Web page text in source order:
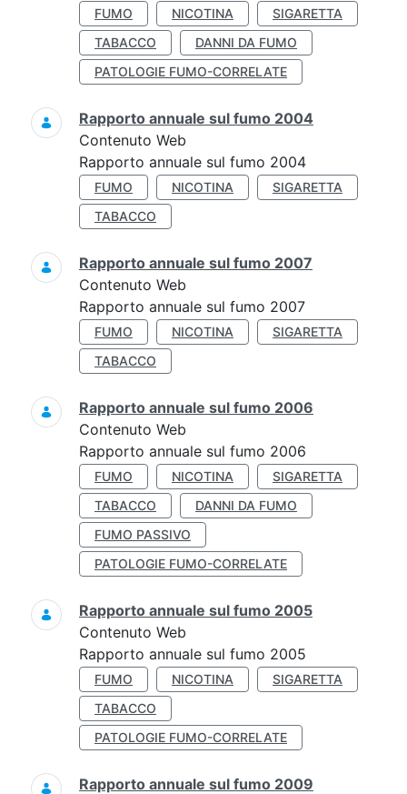
FUMO NICOTINA
SIGARETTA
TABACCO
DANNI DA FUMO
PATOLOGIE FUMO-CORRELATE
Rapporto annuale sul fumo 2004
Contenuto Web
Rapporto annuale sul fumo 2004
FUMO NICOTINA
SIGARETTA
TABACCO
Rapporto annuale sul fumo 2007
Contenuto Web
Rapporto annuale sul fumo 2007
FUMO NICOTINA
SIGARETTA
TABACCO
Rapporto annuale sul fumo 2006
Contenuto Web
Rapporto annuale sul fumo 2006
FUMO NICOTINA
SIGARETTA
TABACCO
DANNI DA FUMO
FUMO PASSIVO
PATOLOGIE FUMO-CORRELATE
Rapporto annuale sul fumo 2005
Contenuto Web
Rapporto annuale sul fumo 2005
FUMO NICOTINA
SIGARETTA
TABACCO
PATOLOGIE FUMO-CORRELATE
Rapporto annuale sul fumo 2009